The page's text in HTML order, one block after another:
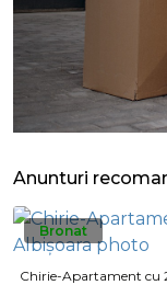
Anunturi
Bronat
Chirie-Apartament cu